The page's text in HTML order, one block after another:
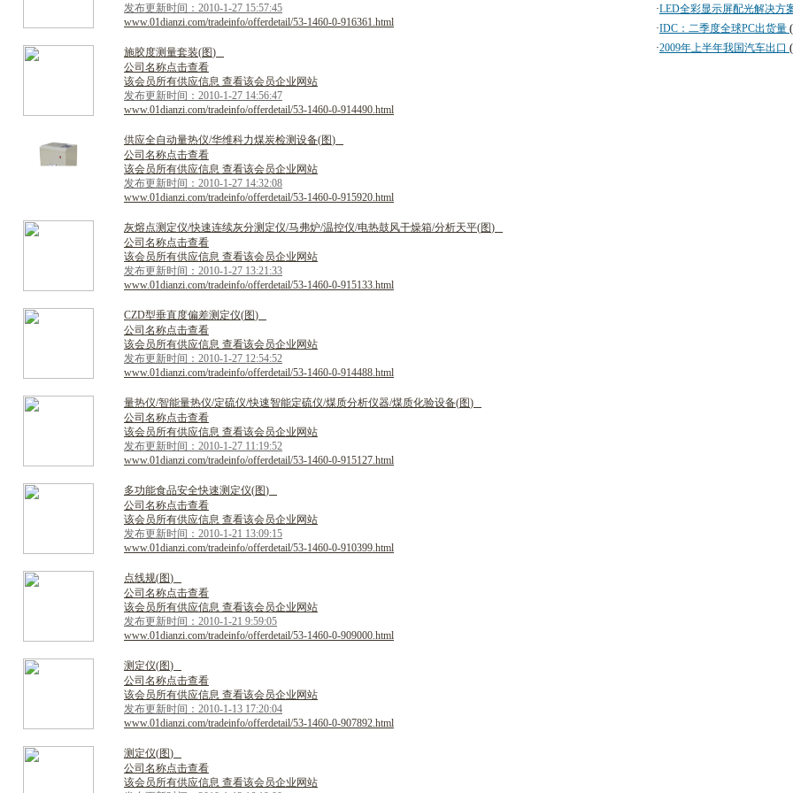
发布更新时间：2010-1-27 15:57:45
www.01dianzi.com/tradeinfo/offerdetail/53-1460-0-916361.html
施胶度测量套装(图)
公司名称点击查看
该会员所有供应信息 查看该会员企业网站
发布更新时间：2010-1-27 14:56:47
www.01dianzi.com/tradeinfo/offerdetail/53-1460-0-914490.html
供应全自动量热仪/华维科力煤炭检测设备(图)
公司名称点击查看
该会员所有供应信息 查看该会员企业网站
发布更新时间：2010-1-27 14:32:08
www.01dianzi.com/tradeinfo/offerdetail/53-1460-0-915920.html
灰熔点测 定仪/快速连续灰分测 定仪/马弗炉/温控仪/电热鼓风干燥箱/分析天平(图)
公司名称点击查看
该会员所有供应信息 查看该会员企业网站
发布更新时间：2010-1-27 13:21:33
www.01dianzi.com/tradeinfo/offerdetail/53-1460-0-915133.html
CZD型垂直度偏差测 定仪(图)
公司名称点击查看
该会员所有供应信息 查看该会员企业网站
发布更新时间：2010-1-27 12:54:52
www.01dianzi.com/tradeinfo/offerdetail/53-1460-0-914488.html
量热仪/智能量热仪/定硫仪/快速智能定硫仪/煤质分析仪器/煤质化验设备(图)
公司名称点击查看
该会员所有供应信息 查看该会员企业网站
发布更新时间：2010-1-27 11:19:52
www.01dianzi.com/tradeinfo/offerdetail/53-1460-0-915127.html
多功能食品安全快速测 定仪(图)
公司名称点击查看
该会员所有供应信息 查看该会员企业网站
发布更新时间：2010-1-21 13:09:15
www.01dianzi.com/tradeinfo/offerdetail/53-1460-0-910399.html
点线规(图)
公司名称点击查看
该会员所有供应信息 查看该会员企业网站
发布更新时间：2010-1-21 9:59:05
www.01dianzi.com/tradeinfo/offerdetail/53-1460-0-909000.html
测 定仪(图)
公司名称点击查看
该会员所有供应信息 查看该会员企业网站
发布更新时间：2010-1-13 17:20:04
www.01dianzi.com/tradeinfo/offerdetail/53-1460-0-907892.html
测 定仪(图)
公司名称点击查看
该会员所有供应信息 查看该会员企业网站
·LED全彩显示屏配光解决方
·IDC：二季度全球PC出货量
·2009年上半年我国汽车出口